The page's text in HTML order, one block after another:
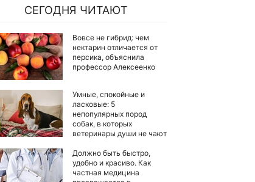
СЕГОДНЯ ЧИТАЮТ
Вовсе не гибрид: чем
нектарин отличается от
персика, объяснила
профессор Алексеенко
Умные, спокойные и
ласковые: 5
непопулярных пород
собак, в которых
ветеринары души не чают
Должно быть быстро,
удобно и красиво. Как
частная медицина